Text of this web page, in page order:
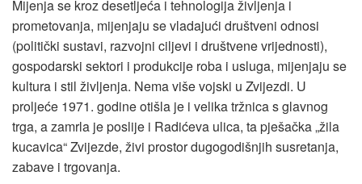
Mijenja se kroz desetljeća i tehnologija življenja i
prometovanja, mijenjaju se vladajući društveni odnosi
(politički sustavi, razvojni ciljevi i društvene vrijednosti),
gospodarski sektori i produkcije roba i usluga, mijenjaju se
kultura i stil življenja. Nema više vojski u Zvijezdi. U
proljeće 1971. godine otišla je i velika tržnica s glavnog
trga, a zamrla je poslije i Radićeva ulica, ta pješačka „žila
kucavica“ Zvijezde, živi prostor dugogodišnjih susretanja,
zabave i trgovanja.